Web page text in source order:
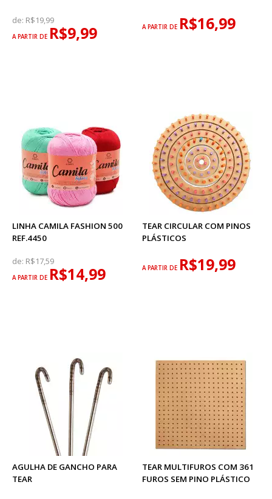
de: R$19,99
A PARTIR DE R$9,99 A PARTIR DE R$16,99
LINHA CAMILA FASHION 500
REF.4450
de: R$17,59
A PARTIR DE R$14,99
TEAR CIRCULAR COM PINOS
PLÁSTICOS
A PARTIR DE R$19,99
AGULHA DE GANCHO PARA
TEAR
TEAR MULTIFUROS COM 361
FUROS SEM PINO PLÁSTICO